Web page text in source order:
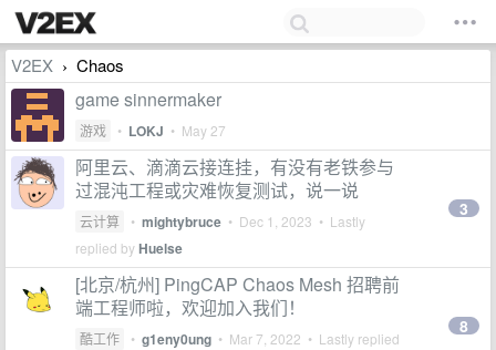
V2EX › Chaos
game sinnermaker
游戏 • LOKJ • May 27
阿里云、滴滴云接连挂，有没有老铁参与
过混沌工程或灾难恢复测试，说一说
云计算 • mightybruce • Dec 1, 2023 • Lastly
replied byHuelse
3
[北京/杭州] PingCAP Chaos Mesh 招聘前
端工程师啦，欢迎加入我们！
酷工作 • g1eny0ung • Mar 7, 2022 • Lastly replied
8